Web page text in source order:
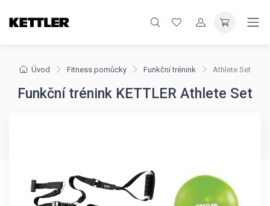
Úvod Fitness pomůcky Funkční trénink Athlete Set
Funkční trénink KETTLER Athlete Set